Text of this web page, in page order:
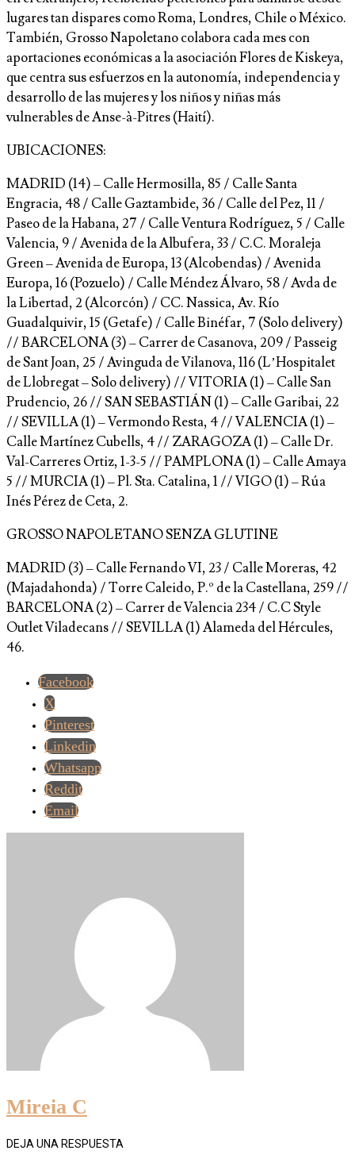
lugares tan dispares como Roma, Londres, Chile o México.
También, Grosso Napoletano colabora cada mes con
aportaciones económicas a la asociación Flores de Kiskeya,
que centra sus esfuerzos en la autonomía, independencia y
desarrollo de las mujeres y los niños y niñas más
vulnerables de Anse-à-Pitres (Haití).
UBICACIONES:
MADRID (14) – Calle Hermosilla, 85 / Calle Santa
Engracia, 48 / Calle Gaztambide, 36 / Calle del Pez, 11 /
Paseo de la Habana, 27 / Calle Ventura Rodríguez, 5 / Calle
Valencia, 9 / Avenida de la Albufera, 33 / C.C. Moraleja
Green – Avenida de Europa, 13 (Alcobendas) / Avenida
Europa, 16 (Pozuelo) / Calle Méndez Álvaro, 58 / Avda de
la Libertad, 2 (Alcorcón) / CC. Nassica, Av. Río
Guadalquivir, 15 (Getafe) / Calle Binéfar, 7 (Solo delivery) ​​
// BARCELONA (3) – Carrer de Casanova, 209 / Passeig
de Sant Joan, 25 / Avinguda de Vilanova, 116 (L’Hospitalet
de Llobregat – Solo delivery) // VITORIA (1) – Calle San
Prudencio, 26 // SAN SEBASTIÁN (1) – Calle Garibai, 22
// SEVILLA (1) – Vermondo Resta, 4 // VALENCIA (1) –
Calle Martínez Cubells, 4 // ZARAGOZA (1) – Calle Dr.
Val-Carreres Ortiz, 1-3-5 // PAMPLONA (1) – Calle Amaya
5 // MURCIA (1) – Pl. Sta. Catalina, 1 // VIGO (1) – Rúa
Inés Pérez de Ceta, 2.
GROSSO NAPOLETANO SENZA GLUTINE
MADRID (3) – Calle Fernando VI, 23 / Calle Moreras, 42
(Majadahonda) / Torre Caleido, P.º de la Castellana, 259 //
BARCELONA (2) – Carrer de Valencia 234 / C.C Style
Outlet Viladecans // SEVILLA (1) Alameda del Hércules,
46.
Facebook
X
Pinterest
Linkedin
Whatsapp
Reddit
Email
Mireia C
DEJA UNA RESPUESTA